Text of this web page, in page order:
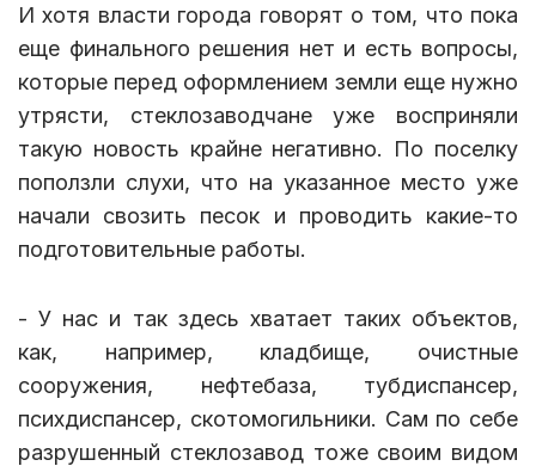
И хотя власти города говорят о том, что пока
еще финального решения нет и есть вопросы,
которые перед оформлением земли еще нужно
утрясти, стеклозаводчане уже восприняли
такую новость крайне негативно. По поселку
поползли слухи, что на указанное место уже
начали свозить песок и проводить какие-то
подготовительные работы.
- У нас и так здесь хватает таких объектов,
как, например, кладбище, очистные
сооружения, нефтебаза, тубдиспансер,
психдиспансер, скотомогильники. Сам по себе
разрушенный стеклозавод тоже своим видом